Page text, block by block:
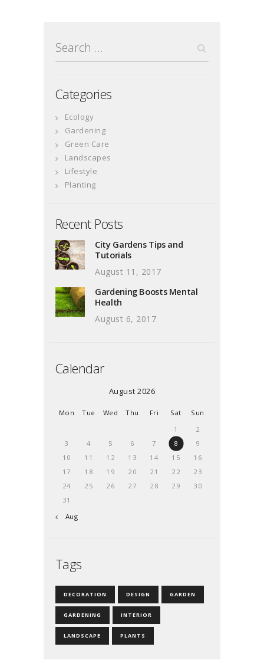
for:
Categories
Ecology
Gardening
Green Care
Landscapes
Lifestyle
Planting
Recent Posts
City Gardens Tips and
Tutorials
August 11, 2017
Gardening Boosts Mental
Health
August 6, 2017
Calendar
August 2026
Mon Tue Wed Thu Fri Sat
Sun
1
2
3
4 5 6 7 8
9
10
11 12 13 14 15
16
17
18 19 20 21 22
23
24
25 26 27 28 29
30
31
« Aug
Tags
DECORATION DESIGN GARDEN
GARDENING INTERIOR
LANDSCAPE PLANTS